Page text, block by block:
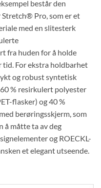
består den
Pro, som er et
med en slitesterk
fra huden for å holde
tid. For ekstra holdbarhet
og robust syntetisk
% resirkulert polyester
flasker) og 40 %
berøringsskjerm, som
å måtte ta av deg
og ROECKL-
et elegant utseende.